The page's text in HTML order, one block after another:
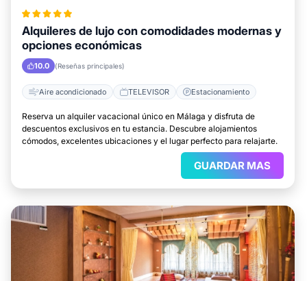
Alquileres de lujo con comodidades modernas y
opciones económicas
10.0 (Reseñas principales)
Aire acondicionado TELEVISOR Estacionamiento
Reserva un alquiler vacacional único en Málaga y disfruta de
descuentos exclusivos en tu estancia. Descubre alojamientos
cómodos, excelentes ubicaciones y el lugar perfecto para relajarte.
GUARDAR MAS